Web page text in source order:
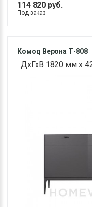
114 820 руб.
Под заказ
Комод Верона Т-808
· ДхГхВ 1820 мм х